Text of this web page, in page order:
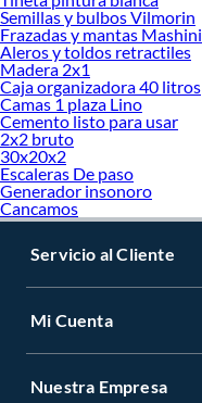
Semillas y bulbos Vilmorin
Frazadas y mantas Mashini
Aleros y toldos retractiles
Madera 2x1
Caja organizadora 40 litros
Camas 1 plaza Lino
Cemento listo para usar
2x2 bruto
30x20x2
Escaleras De paso
Generador insonoro
Cancamos
Servicio al Cliente
Mi Cuenta
Nuestra Empresa